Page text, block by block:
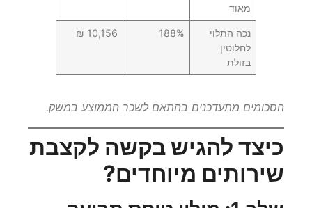
מאוד
נכה התלוי
לחלוטין
בזולת
188%
10,156 ₪
הסכומים מתעדכנים בהתאם לשכר הממוצע במשק.
כיצד להגיש בקשה לקצבת
שירותים מיוחדים?